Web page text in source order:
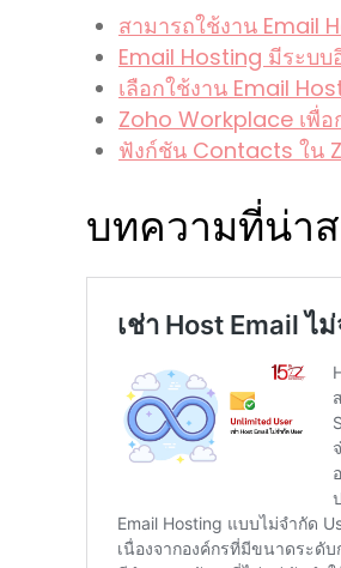
สามารถใช้งาน Email
Email Hosting มีระบบ
เลือกใช้งาน Email
Zoho Workplace เพื่
ฟังก์ชัน Contacts ใน
บทความที่น่า